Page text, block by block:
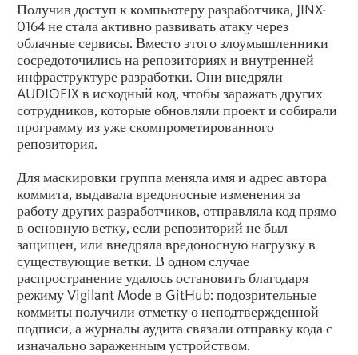
Получив доступ к компьютеру разработчика, JINX-
0164 не стала активно развивать атаку через
облачные сервисы. Вместо этого злоумышленники
сосредоточились на репозиториях и внутренней
инфраструктуре разработки. Они внедряли
AUDIOFIX в исходный код, чтобы заражать других
сотрудников, которые обновляли проект и собирали
программу из уже скомпрометированного
репозитория.
Для маскировки группа меняла имя и адрес автора
коммита, выдавала вредоносные изменения за
работу других разработчиков, отправляла код прямо
в основную ветку, если репозиторий не был
защищен, или внедряла вредоносную нагрузку в
существующие ветки. В одном случае
распространение удалось остановить благодаря
режиму Vigilant Mode в GitHub: подозрительные
коммиты получили отметку о неподтвержденной
подписи, а журналы аудита связали отправку кода с
изначально зараженным устройством.